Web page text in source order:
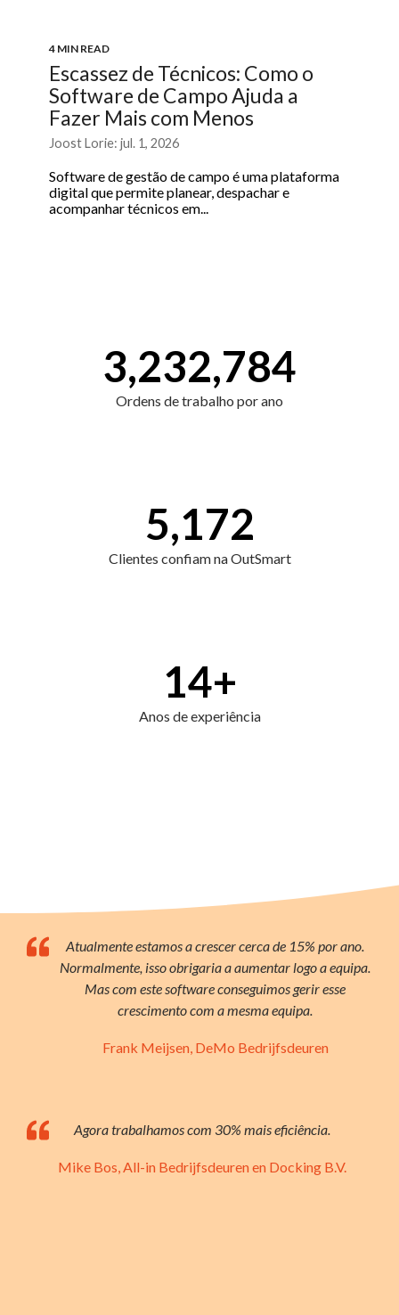
4 MIN READ
Escassez de Técnicos: Como o
Software de Campo Ajuda a
Fazer Mais com Menos
Joost Lorie: jul. 1, 2026
Software de gestão de campo é uma plataforma
digital que permite planear, despachar e
acompanhar técnicos em...
3,232,784
Ordens de trabalho por ano
5,172
Clientes confiam na OutSmart
14+
Anos de experiência
Atualmente estamos a crescer cerca de 15% por ano.
Normalmente, isso obrigaria a aumentar logo a equipa.
Mas com este software conseguimos gerir esse
crescimento com a mesma equipa.
Frank Meijsen, DeMo Bedrijfsdeuren
Agora trabalhamos com 30% mais eficiência.
Mike Bos, All-in Bedrijfsdeuren en Docking B.V.